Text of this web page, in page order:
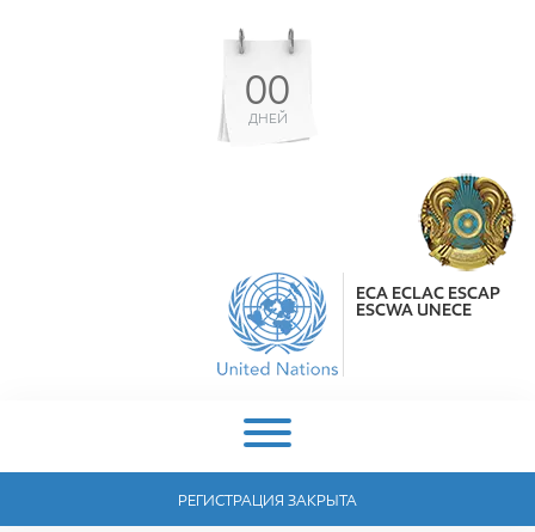
00
ДНЕЙ
ECA ECLAC ESCAP
ESCWA UNECE
РЕГИСТРАЦИЯ ЗАКРЫТА